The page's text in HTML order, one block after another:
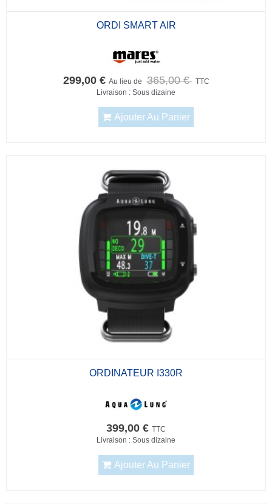
ORDI SMART AIR
299,00 € Au lieu de 365,00 € TTC
Livraison : Sous dizaine
Ajouter Au Panier
ORDINATEUR I330R
399,00 € TTC
Livraison : Sous dizaine
Ajouter Au Panier